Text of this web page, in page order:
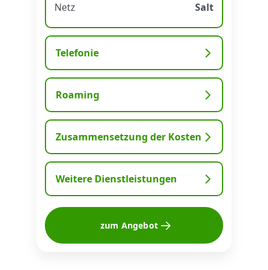
Netz
Salt
Telefonie
Roaming
Zusammensetzung der Kosten
Weitere Dienstleistungen
zum Angebot